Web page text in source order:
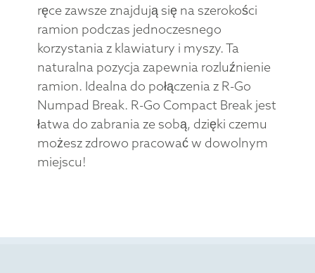
ręce zawsze znajdują się na szerokości
ramion podczas jednoczesnego
korzystania z klawiatury i myszy. Ta
naturalna pozycja zapewnia rozluźnienie
ramion. Idealna do połączenia z R-Go
Numpad Break. R-Go Compact Break jest
łatwa do zabrania ze sobą, dzięki czemu
możesz zdrowo pracować w dowolnym
miejscu!